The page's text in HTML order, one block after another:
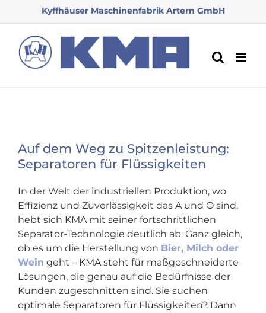
springen
Kyffhäuser Maschinenfabrik Artern GmbH
Auf dem Weg zu Spitzenleistung:
Separatoren für Flüssigkeiten
In der Welt der industriellen Produktion, wo
Effizienz und Zuverlässigkeit das A und O sind,
hebt sich KMA mit seiner fortschrittlichen
Separator-Technologie deutlich ab. Ganz gleich,
ob es um die Herstellung von Bier, Milch oder
Wein geht – KMA steht für maßgeschneiderte
Lösungen, die genau auf die Bedürfnisse der
Kunden zugeschnitten sind. Sie suchen
optimale Separatoren für Flüssigkeiten? Dann